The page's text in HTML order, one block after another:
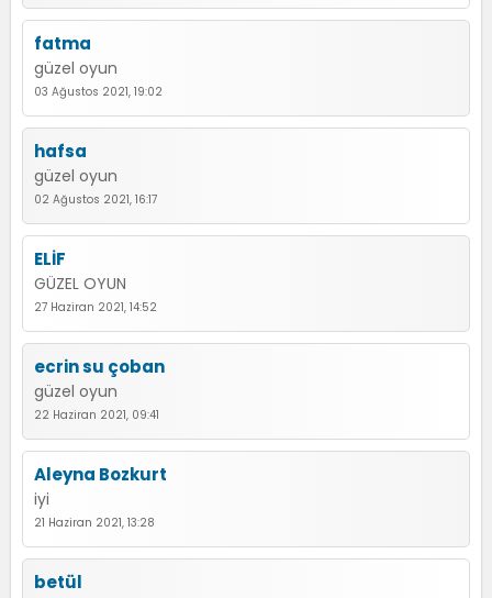
fatma
güzel oyun
03 Ağustos 2021, 19:02
hafsa
güzel oyun
02 Ağustos 2021, 16:17
ELİF
GÜZEL OYUN
27 Haziran 2021, 14:52
ecrin su çoban
güzel oyun
22 Haziran 2021, 09:41
Aleyna Bozkurt
iyi
21 Haziran 2021, 13:28
betül